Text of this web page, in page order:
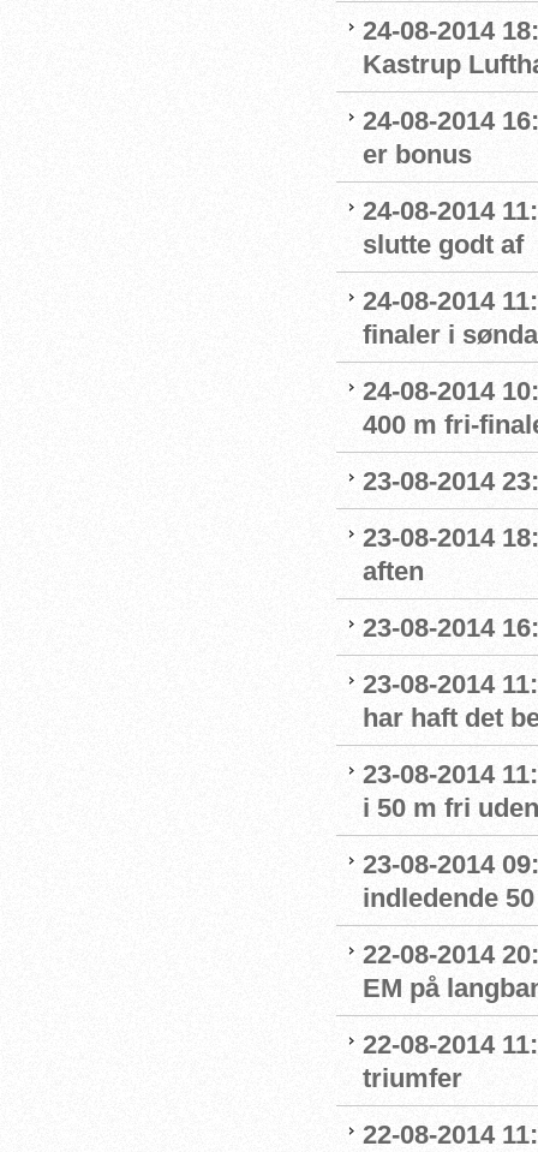
24-08-2014
Kastrup
24-08-2014
er bonus
24-08-2014
slutte godt af
24-08-2014
finaler i
24-08-2014
400 m fri-
23-08-2014
23-08-2014
aften
23-08-2014
23-08-2014
har haft det
23-08-2014
i 50 m fri
23-08-2014
indledende
22-08-2014
EM på
22-08-2014
triumfer
22-08-2014